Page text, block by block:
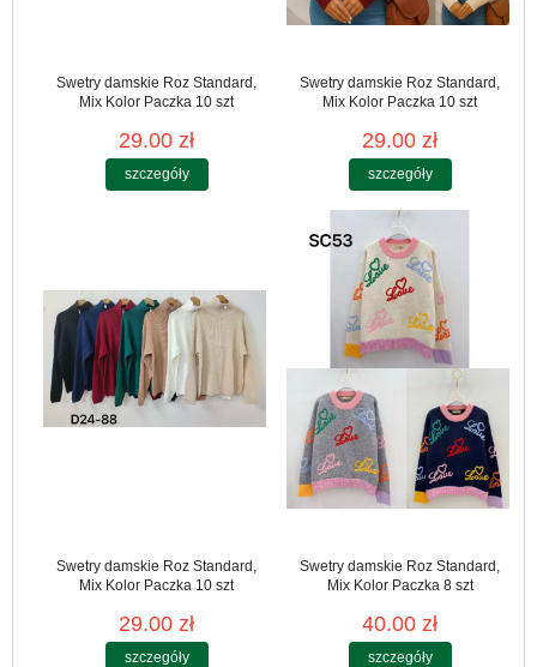
Swetry damskie Roz Standard,
Mix Kolor Paczka 10 szt
29.00 zł
szczegóły
Swetry damskie Roz Standard,
Mix Kolor Paczka 10 szt
29.00 zł
szczegóły
Swetry damskie Roz Standard,
Mix Kolor Paczka 10 szt
29.00 zł
szczegóły
Swetry damskie Roz Standard,
Mix Kolor Paczka 8 szt
40.00 zł
szczegóły